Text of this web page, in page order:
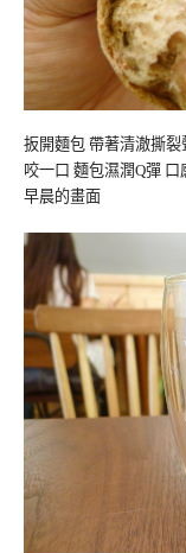
扳開麵包 帶著清澈撕
咬一口 麵包濕潤Q彈
早晨的畫面